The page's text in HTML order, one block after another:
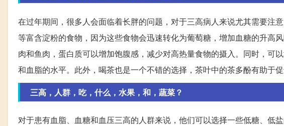
在过年期间，很多人会面临着长胖的问题，对于三高病人来说尤其需要注
等富含淀粉的食物，因为这些食物会迅速转化为葡萄糖，增加血糖的升高
肉和鱼肉，蛋白质可以增加饱腹感，减少对高热量食物的摄入。同时，可
和血脂的水平。此外，喝茶也是一个不错的选择，茶叶中的茶多酚有助于
三高，人群，吃，什么，水果，和，蔬菜？
对于患有血脂、血糖和血压三高的人群来说，他们可以选择一些低糖、低